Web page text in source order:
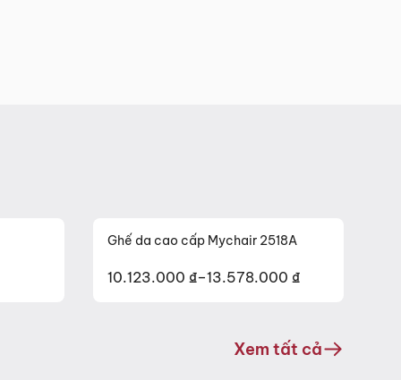
Ghế da cao cấp Mychair 2518A
10.123.000 ₫–13.578.000 ₫
Khoảng
Xem tất cả